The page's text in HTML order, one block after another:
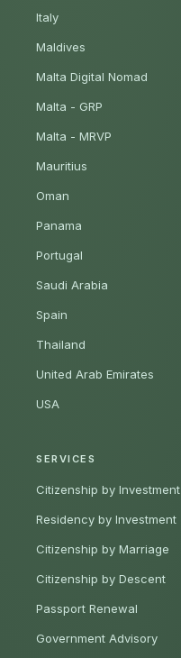
Italy
Maldives
Malta Digital Nomad
Malta - GRP
Malta - MRVP
Mauritius
Oman
Panama
Portugal
Saudi Arabia
Spain
Thailand
United Arab Emirates
USA
SERVICES
Citizenship by Investment
Residency by Investment
Citizenship by Marriage
Citizenship by Descent
Passport Renewal
Government Advisory